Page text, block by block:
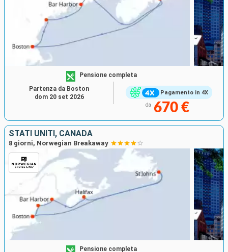
Pagamento in 4X
Pensione completa
da 670 €
Partenza da Boston
dom 20 set 2026
STATI UNITI, CANADA
8 giorni, Norwegian Breakaway
Pensione completa